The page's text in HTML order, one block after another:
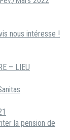
nous intéresse !
– LIEU
la pension de